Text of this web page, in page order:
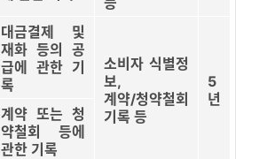
대금결제 및
재화 등의 공
급에 관한 기
록
소비자 식별정
보,
계약/청약철회
기록 등
5
년
계약 또는 청
약철회 등에
관한 기록